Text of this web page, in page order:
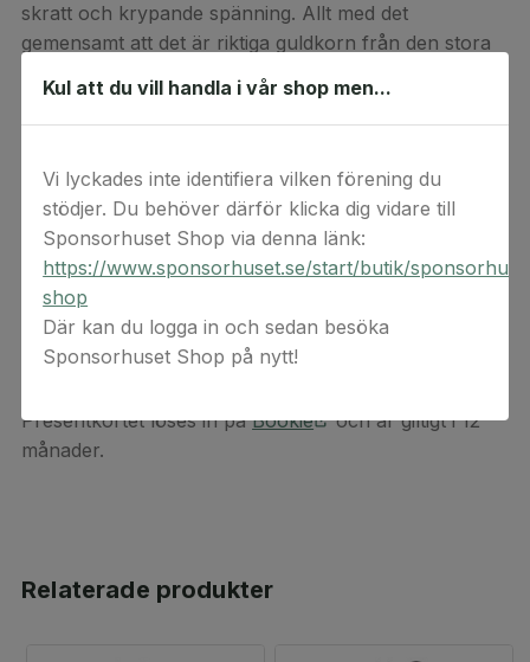
skratt och krypande spänning. Allt med det
gemensamt att det är riktiga guldkorn från den stora
Som prenumerant väljer man vilken av dessa fem
man vill ha och får den direkt hem i brevlådan. Hittar
böcker från tidigare månader att välja bland.
Som Bookie-prenumerant behöver du aldrig sitta
boklös igen!
Välj mellan att överraska med en gåva som räcker i
hela 6- eller 12 månader!
Presentkortet löses in påBookie
och är giltigt i 12
månader.
Relaterade produkter
Kul att du vill handla i vår shop men...
Vi lyckades inte identifiera vilken förening du
stödjer. Du behöver därför klicka dig vidare till
Sponsorhuset Shop via denna länk:
https://www.sponsorhuset.se/start/butik/
shop
Där kan du logga in och sedan besöka
Sponsorhuset Shop på nytt!